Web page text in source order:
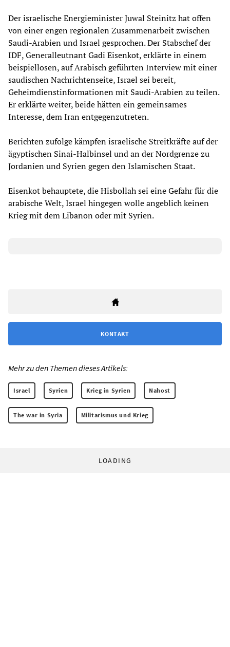
Der israelische Energieminister Juwal Steinitz hat offen
von einer engen regionalen Zusammenarbeit zwischen
Saudi-Arabien und Israel gesprochen. Der Stabschef der
IDF, Generalleutnant Gadi Eisenkot, erklärte in einem
beispiellosen, auf Arabisch geführten Interview mit einer
saudischen Nachrichtenseite, Israel sei bereit,
Geheimdienstinformationen mit Saudi-Arabien zu teilen.
Er erklärte weiter, beide hätten ein gemeinsames
Interesse, dem Iran entgegenzutreten.
Berichten zufolge kämpfen israelische Streitkräfte auf der
ägyptischen Sinai-Halbinsel und an der Nordgrenze zu
Jordanien und Syrien gegen den Islamischen Staat.
Eisenkot behauptete, die Hisbollah sei eine Gefahr für die
arabische Welt, Israel hingegen wolle angeblich keinen
Krieg mit dem Libanon oder mit Syrien.
KONTAKT
Mehr zu den Themen dieses Artikels:
Israel Syrien Krieg in Syrien Nahost
The war in Syria Militarismus und Krieg
LOADING